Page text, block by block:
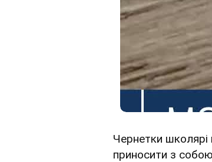
Чернетки школярі
приносити з